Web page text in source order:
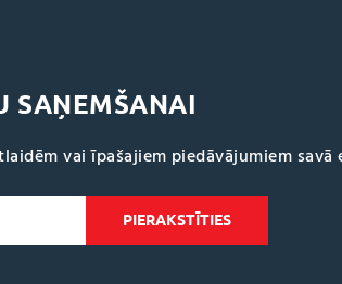
SAŅEMŠANAI
vai īpašajiem piedāvājumiem savā